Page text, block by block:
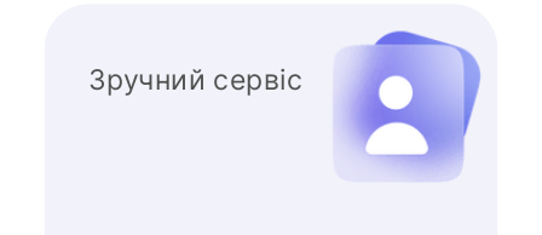
Зручний сервіс